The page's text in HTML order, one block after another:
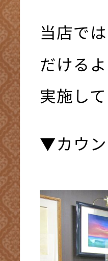
当店で
だける
実施して
▼カウン